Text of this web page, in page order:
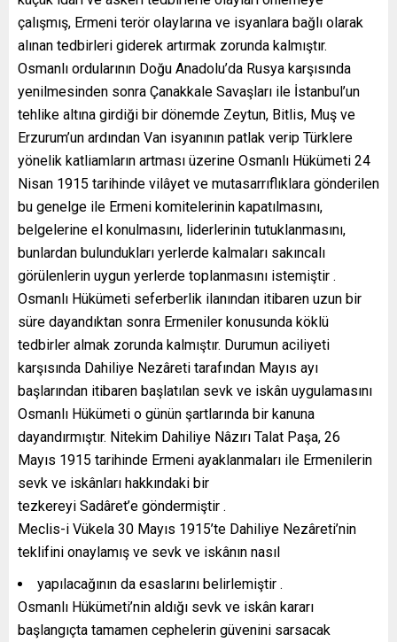
çalışmış, Ermeni terör olaylarına ve isyanlara bağlı olarak
alınan tedbirleri giderek artırmak zorunda kalmıştır.
Osmanlı ordularının Doğu Anadolu’da Rusya karşısında
yenilmesinden sonra Çanakkale Savaşları ile İstanbul’un
tehlike altına girdiği bir dönemde Zeytun, Bitlis, Muş ve
Erzurum’un ardından Van isyanının patlak verip Türklere
yönelik katliamların artması üzerine Osmanlı Hükümeti 24
Nisan 1915 tarihinde vilâyet ve mutasarrıflıklara gönderilen
bu genelge ile Ermeni komitelerinin kapatılmasını,
belgelerine el konulmasını, liderlerinin tutuklanmasını,
bunlardan bulundukları yerlerde kalmaları sakıncalı
görülenlerin uygun yerlerde toplanmasını istemiştir .
Osmanlı Hükümeti seferberlik ilanından itibaren uzun bir
süre dayandıktan sonra Ermeniler konusunda köklü
tedbirler almak zorunda kalmıştır. Durumun aciliyeti
karşısında Dahiliye Nezâreti tarafından Mayıs ayı
başlarından itibaren başlatılan sevk ve iskân uygulamasını
Osmanlı Hükümeti o günün şartlarında bir kanuna
dayandırmıştır. Nitekim Dahiliye Nâzırı Talat Paşa, 26
Mayıs 1915 tarihinde Ermeni ayaklanmaları ile Ermenilerin
sevk ve iskânları hakkındaki bir
tezkereyi Sadâret’e göndermiştir .
Meclis-i Vükela 30 Mayıs 1915’te Dahiliye Nezâreti’nin
teklifini onaylamış ve sevk ve iskânın nasıl
yapılacağının da esaslarını belirlemiştir .
Osmanlı Hükümeti’nin aldığı sevk ve iskân kararı
başlangıçta tamamen cephelerin güvenini sarsacak